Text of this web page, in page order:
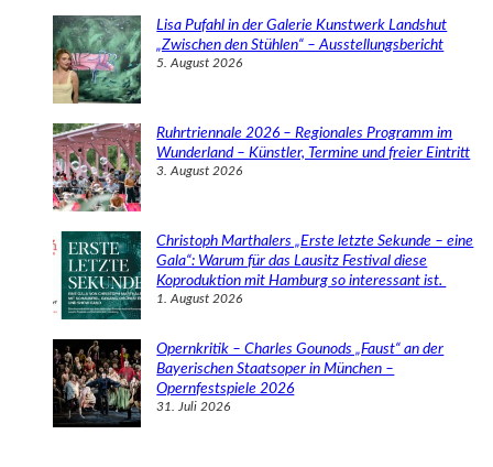
Lisa Pufahl in der Galerie Kunstwerk Landshut
„Zwischen den Stühlen“ – Ausstellungsbericht
5. August 2026
Ruhrtriennale 2026 – Regionales Programm im
Wunderland – Künstler, Termine und freier Eintritt
3. August 2026
Christoph Marthalers „Erste letzte Sekunde – eine
Gala“: Warum für das Lausitz Festival diese
Koproduktion mit Hamburg so interessant ist.
1. August 2026
Opernkritik – Charles Gounods „Faust“ an der
Bayerischen Staatsoper in München –
Opernfestspiele 2026
31. Juli 2026